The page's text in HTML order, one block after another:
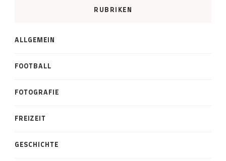
RUBRIKEN
ALLGEMEIN
FOOTBALL
FOTOGRAFIE
FREIZEIT
GESCHICHTE